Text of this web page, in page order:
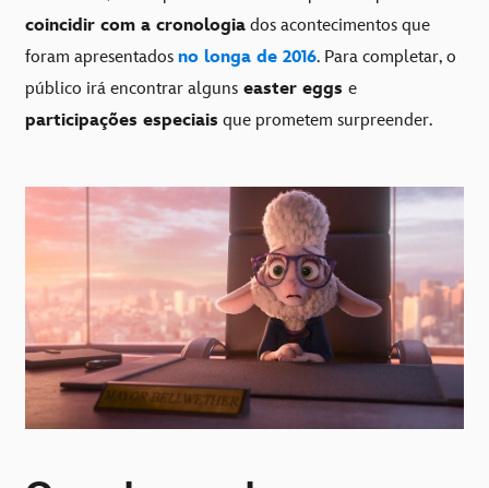
coincidir com a cronologia dos acontecimentos que
foram apresentados no longa de 2016. Para completar, o
público irá encontrar alguns easter eggs e
participações especiais que prometem surpreender.